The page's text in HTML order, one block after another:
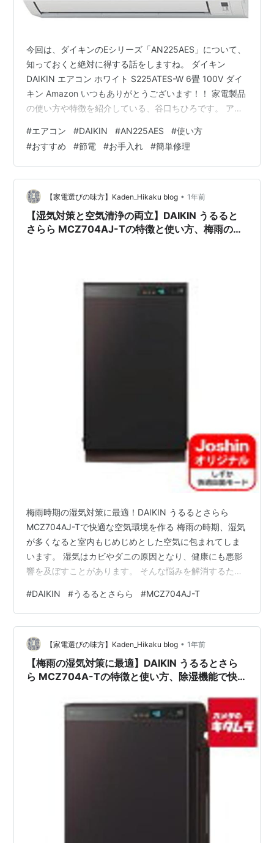
今回は、ダイキンのEシリーズ「AN225AES」について、
知っておくと絶対に得する話をしますね。 ダイキン
DAIKIN エアコン ホワイト S225ATES-W 6畳 100V ダイ
キン Amazon いつもありがとうございます！！ 家電製品
の使い方や特徴を紹介している、谷口ちひろです。 アク
アフィリエイト、広告があります。ご注意ください。記
事がよかったら、ぜひクリックをお願い致します。 「あ
れ、エアコンの調子がおかしい？」 って思っても、実は
故障じゃないこと、めちゃくちゃ多いんです。 修理を呼
んで無駄なお金を使う前に、ちょっとこの記事を読…
#エアコン #DAIKIN #AN225AES #使い方
#おすすめ #節電 #お手入れ #簡単修理
【家電選びの味方】Kaden_Hikaku blog • 1年前
【湿気対策と空気清浄の両立】DAIKIN うるると
さらら MCZ704AJ-Tの特徴と使い方、梅雨の湿
梅雨時期の湿気対策に最適！DAIKIN うるるとさらら
MCZ704AJ-Tで快適な空気環境を作る 梅雨の時期、湿気
が多くなると室内もじめじめとした空気に包まれてしま
います。 湿気はカビやダニの原因となり、健康にも悪影
響を及ぼすことがあります。 そんな悩みを解消するため
MCZ704AJ-T」です。 この空気清浄機は、湿気対策に特
化した除湿機能と、空気清浄機能が両方搭載されてお
り、湿度を効果的にコントロールしながら、室内の空気
もきれいに保ちます。 この記事では、DAIKIN うるると
さらら MCZ704AJ-Tの主な特徴、使い方、梅雨時期に…
#DAIKIN #うるるとさらら #MCZ704AJ-T
【家電選びの味方】Kaden_Hikaku blog • 1年前
【梅雨の湿気対策に最適】DAIKIN うるるとさら
ら MCZ704A-Tの特徴と使い方、除湿機能で快適